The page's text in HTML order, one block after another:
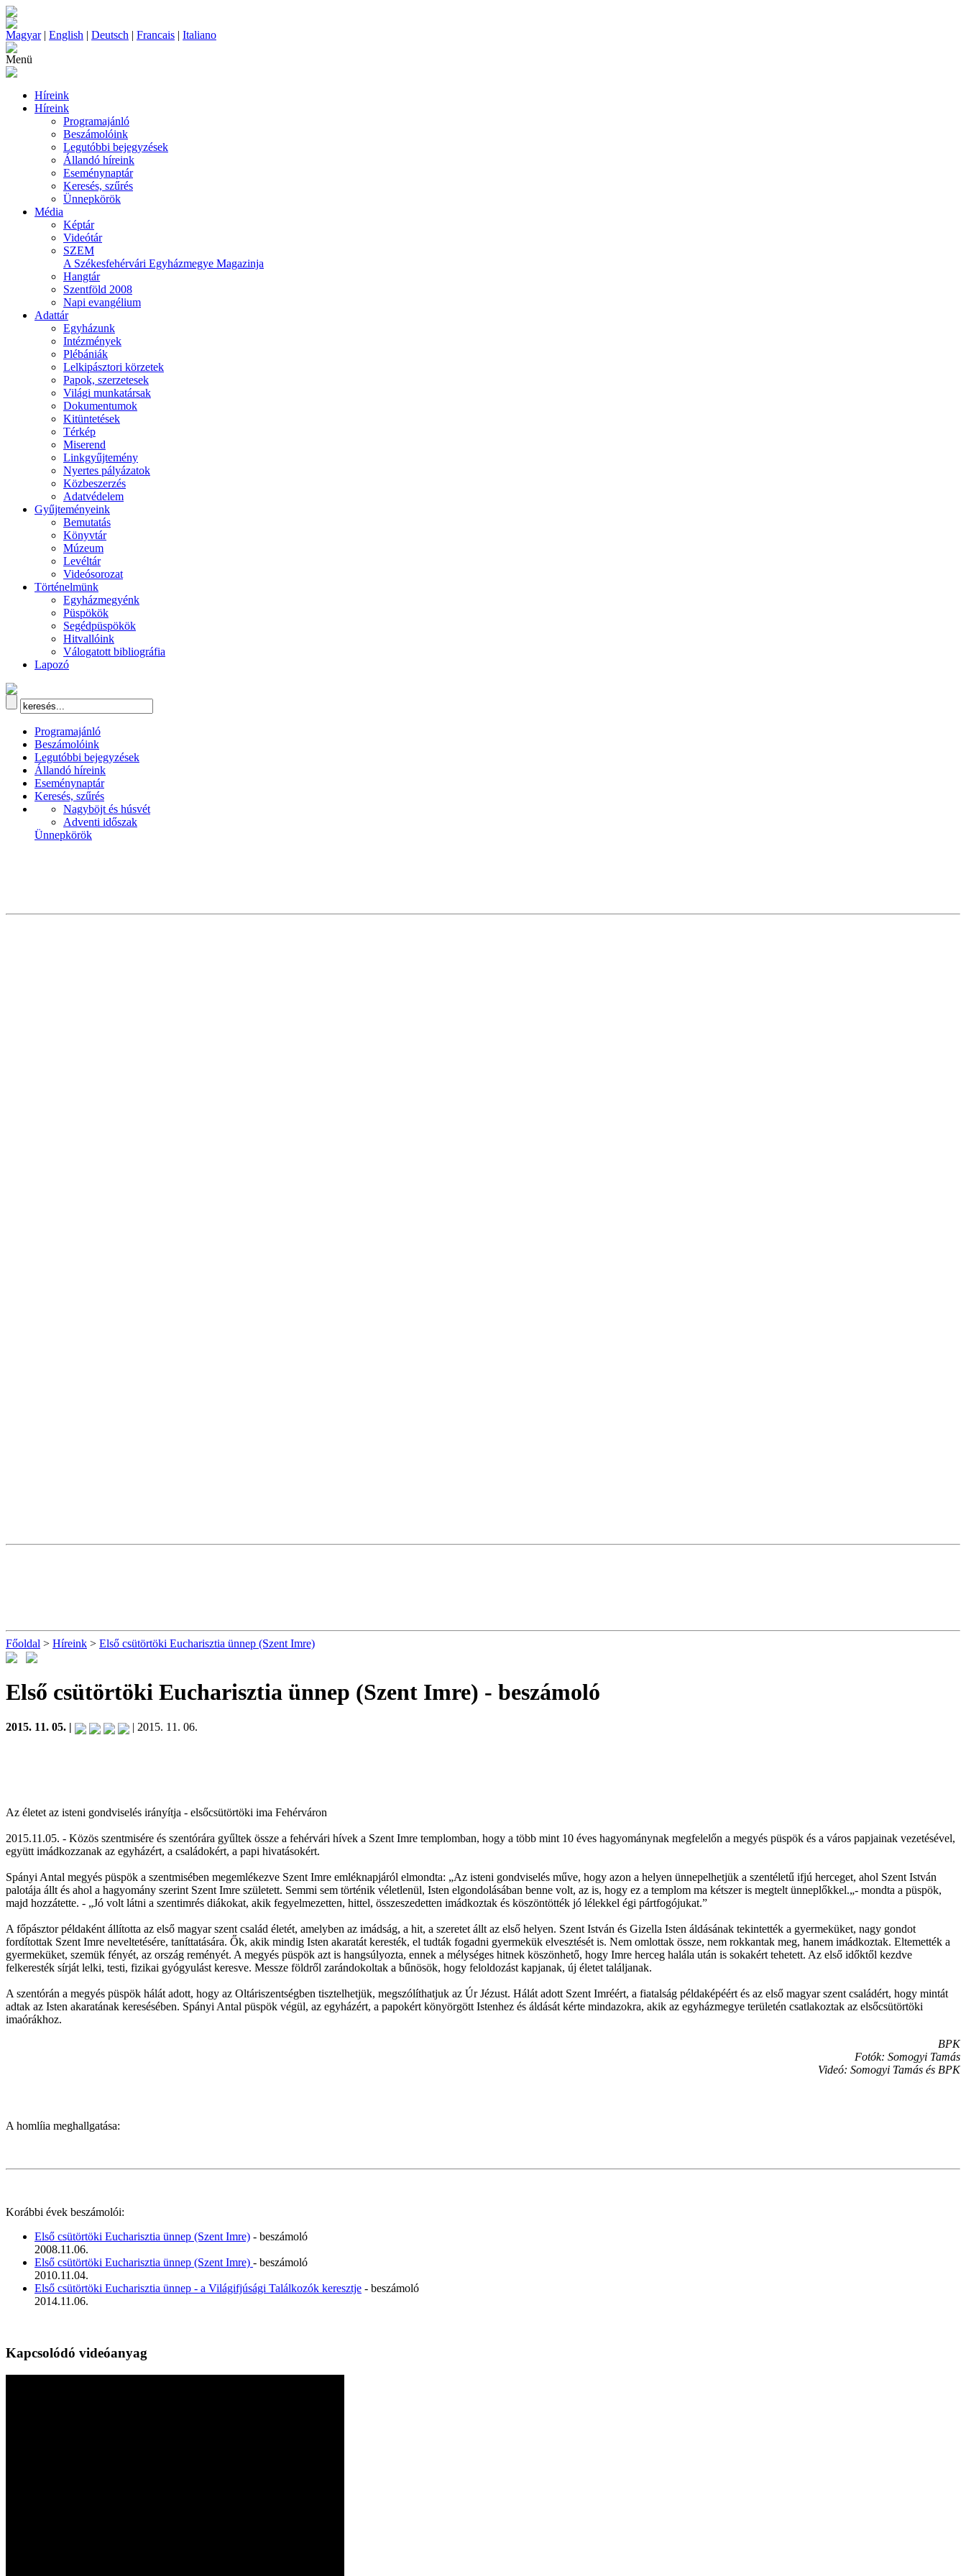
Magyar| English | Deutsch | Francais | Italiano
Menü
Híreink
Híreink
Programajánló
Beszámolóink
Legutóbbi bejegyzések
Állandó híreink
Eseménynaptár
Keresés, szűrés
Ünnepkörök
Média
Képtár
Videótár
SZEM
A Székesfehérvári Egyházmegye Magazinja
Hangtár
Szentföld 2008
Napi evangélium
Adattár
Egyházunk
Intézmények
Plébániák
Lelkipásztori körzetek
Papok, szerzetesek
Világi munkatársak
Dokumentumok
Kitüntetések
Térkép
Miserend
Linkgyűjtemény
Nyertes pályázatok
Közbeszerzés
Adatvédelem
Gyűjteményeink
Bemutatás
Könyvtár
Múzeum
Levéltár
Videósorozat
Történelmünk
Egyházmegyénk
Püspökök
Segédpüspökök
Hitvallóink
Válogatott bibliográfia
Lapozó
Programajánló
Beszámolóink
Legutóbbi bejegyzések
Állandó híreink
Eseménynaptár
Keresés, szűrés
Nagyböjt és húsvét
Adventi időszak
Ünnepkörök
Főoldal > Híreink > Első csütörtöki Eucharisztia ünnep (Szent Imre)
Első csütörtöki Eucharisztia ünnep (Szent Imre) - beszámoló
2015. 11. 05. | | 2015. 11. 06.
Az életet az isteni gondviselés irányítja - elsőcsütörtöki ima Fehérváron
2015.11.05. - Közös szentmisére és szentórára gyűltek össze a fehérvári hívek a Szent Imre templomban, hogy a több mint 10 éves hagyománynak megfelelőn a megyés püspök és a város papjainak vezetésével,
együtt imádkozzanak az egyházért, a családokért, a papi hivatásokért.
Spányi Antal megyés püspök a szentmisében megemlékezve Szent Imre emléknapjáról elmondta: „Az isteni gondviselés műve, hogy azon a helyen ünnepelhetjük a szentéletű ifjú herceget, ahol Szent István
palotája állt és ahol a hagyomány szerint Szent Imre született. Semmi sem történik véletlenül, Isten elgondolásában benne volt, az is, hogy ez a templom ma kétszer is megtelt ünneplőkkel.„- mondta a püspök,
majd hozzátette. - „Jó volt látni a szentimrés diákokat, akik fegyelmezetten, hittel, összeszedetten imádkoztak és köszöntötték jó lélekkel égi pártfogójukat.”
A főpásztor példaként állította az első magyar szent család életét, amelyben az imádság, a hit, a szeretet állt az első helyen. Szent István és Gizella Isten áldásának tekintették a gyermeküket, nagy gondot
fordítottak Szent Imre neveltetésére, taníttatására. Ők, akik mindig Isten akaratát keresték, el tudták fogadni gyermekük elvesztését is. Nem omlottak össze, nem rokkantak meg, hanem imádkoztak. Eltemették a
gyermeküket, szemük fényét, az ország reményét. A megyés püspök azt is hangsúlyozta, ennek a mélységes hitnek köszönhető, hogy Imre herceg halála után is sokakért tehetett. Az első időktől kezdve
felkeresték sírját lelki, testi, fizikai gyógyulást keresve. Messze földről zarándokoltak a bűnösök, hogy feloldozást kapjanak, új életet találjanak.
A szentórán a megyés püspök hálát adott, hogy az Oltáriszentségben tisztelhetjük, megszólíthatjuk az Úr Jézust. Hálát adott Szent Imréért, a fiatalság példaképéért és az első magyar szent családért, hogy mintát
adtak az Isten akaratának keresésében. Spányi Antal püspök végül, az egyházért, a papokért könyörgött Istenhez és áldását kérte mindazokra, akik az egyházmegye területén csatlakoztak az elsőcsütörtöki
imaórákhoz.
BPK
Fotók: Somogyi Tamás
Videó: Somogyi Tamás és BPK
A homlíia meghallgatása:
Korábbi évek beszámolói:
Első csütörtöki Eucharisztia ünnep (Szent Imre) - beszámoló
2008.11.06.
Első csütörtöki Eucharisztia ünnep (Szent Imre) - beszámoló
2010.11.04.
Első csütörtöki Eucharisztia ünnep - a Világifjúsági Találkozók keresztje - beszámoló
2014.11.06.
Kapcsolódó videóanyag